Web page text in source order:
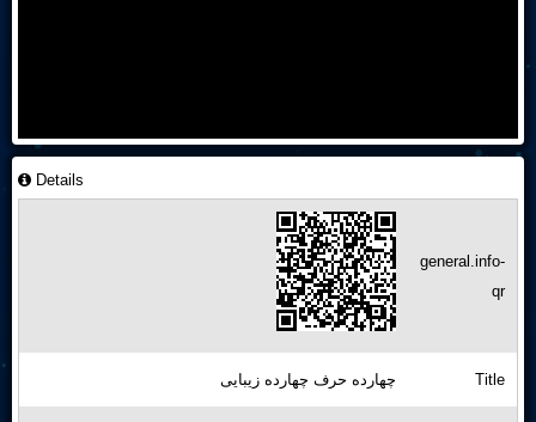
Details
general.info-
qr
Title چهارده حرف چهارده زیبایی